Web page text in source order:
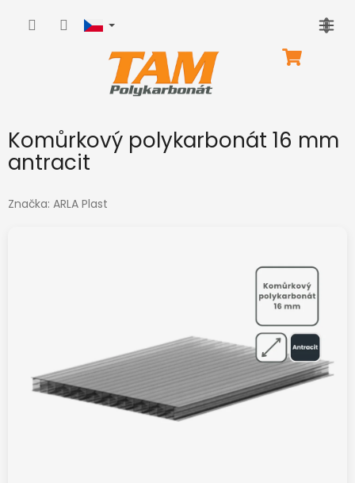
NÁKUPNÍ
Komůrkový polykarbonát 16 mm
antracit
Značka: ARLA Plast